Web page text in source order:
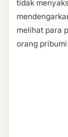
tidak
melihat para
orang